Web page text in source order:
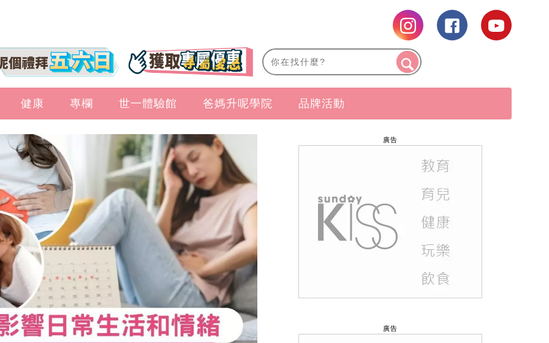
健康 專欄 世一體驗館 爸媽升呢學院 品牌活動
廣告
廣告